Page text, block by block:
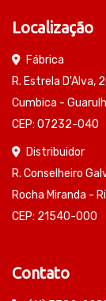
Localização
Fábrica
R. Estrela D'Alva,
Cumbica -
CEP: 07232-040
Distribuidor
R. Conselheiro
Rocha Miranda -
CEP: 21540-000
Contato